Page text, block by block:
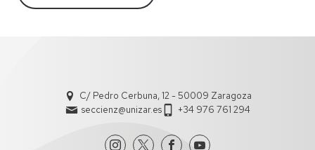
C/ Pedro Cerbuna, 12 - 50009 Zaragoza
seccienz@unizar.es
+34 976 761 294